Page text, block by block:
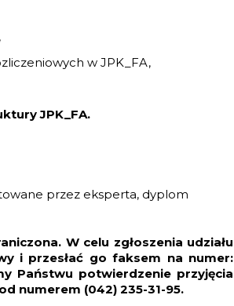
w JPK_FA,
JPK_FA.
przez eksperta, dyplom
W celu zgłoszenia udziału
i przesłać go faksem na numer:
Państwu potwierdzenie przyjęcia
numerem (042) 235-31-95.